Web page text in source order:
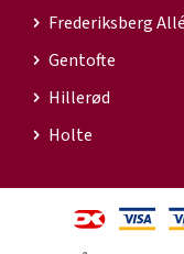
Frederiksberg Allé
Gentofte
Hillerød
Holte